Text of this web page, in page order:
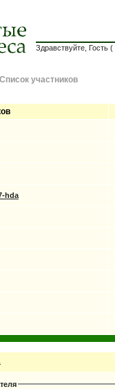
Здравствуйте, Гость (
участников
hda